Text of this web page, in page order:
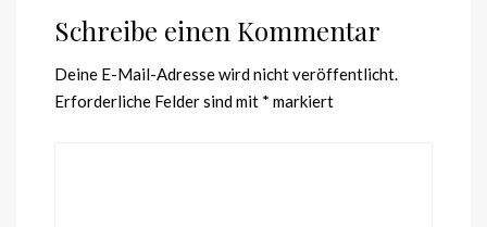
Schreibe einen Kommentar
Deine E-Mail-Adresse wird nicht veröffentlicht.
Erforderliche Felder sind mit * markiert